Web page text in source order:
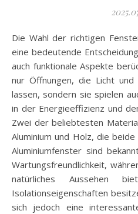
Die Wahl der richtigen Fenster ist für viele Hausbesitzer
eine bedeutende
auch funktionale Aspekte
nur Öffnungen, die Licht
lassen, sondern sie spielen
in der Energieeffizienz und
Zwei der beliebtesten
Aluminium und Holz, die
Aluminiumfenster sind
Wartungsfreundlichkeit,
natürliches Aussehen
Isolationseigenschaften
sich jedoch eine